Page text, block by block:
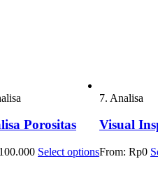
Porositas
Select options
7. Analisa
Visual
From: Rp0